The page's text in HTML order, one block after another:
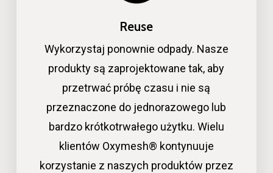
Reuse
Wykorzystaj ponownie odpady. Nasze
produkty są zaprojektowane tak, aby
przetrwać próbę czasu i nie są
przeznaczone do jednorazowego lub
bardzo krótkotrwałego użytku. Wielu
klientów Oxymesh® kontynuuje
korzystanie z naszych produktów przez